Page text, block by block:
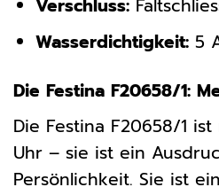
Verschluss:
Wasserdichtigkeit:5
Die Festina F20658/1:
Die Festina F20658/1
Uhr – sie ist ein
Persönlichkeit. Sie ist